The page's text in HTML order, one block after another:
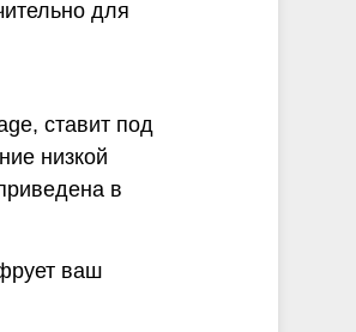
для
ставит под
низкой
в
ваш